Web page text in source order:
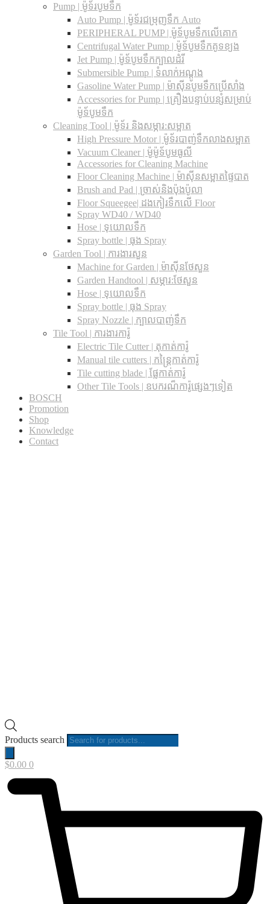
Pump | ម៉ូទ័របូមទឹក
Auto Pump | ម៉ូទ័រជម្រុញទឹក Auto
PERIPHERAL PUMP | ម៉ូទ័បូមទឹកលើគោក
Centrifugal Water Pump | ម៉ូទ័បូមទឹកគូទខ្យង
Jet Pump | ម៉ូទ័បូមទឹកក្បាលដំរី
Submersible Pump | ទំលាក់អណ្តូង
Gasoline Water Pump | ម៉ាស៊ីនបូមទឹកប្រើសាំង
Accessories for Pump | គ្រឿងបន្ទាប់បន្សំសម្រាប់
ម៉ូទ័បូមទឹក
Cleaning Tool | ម៉ូទ័រ និងសម្ភារ:សម្អាត
High Pressure Motor | ម៉ូទ័របាញ់ទឹកលាងសម្អាត
Vacuum Cleaner | ម៉ូម៉ូទ័បូមធូលី
Accessories for Cleaning Machine
Floor Cleaning Machine | ម៉ាស៊ីនសម្អាតផ្ទៃបាត
Brush and Pad | ច្រាស់និងប៉ុងប៉ូលា
Floor Squeegee| ដងកៀរទឺកលើ Floor
Spray WD40 / WD40
Hose | ទុយោលទឹក
Spray bottle | ធុង Spray
Garden Tool | ការងារសួន
Machine for Garden | ម៉ាស៊ីនថែសួន
Garden Handtool | សម្ភារ:ថែសួន
Hose | ទុយោលទឹក
Spray bottle | ធុង Spray
Spray Nozzle | ក្បាលបាញ់ទឹក
Tile Tool | ការងារការ៉ូ
Electric Tile Cutter | តុកាត់ការ៉ូ
Manual tile cutters | កន្ត្រៃកាត់ការ៉ូ
Tile cutting blade | ផ្លែកាត់ការ៉ូ
Other Tile Tools | ឧបករណ៏ការ៉ូផ្សេងៗទៀត
BOSCH
Promotion
Shop
Knowledge
Contact
Products search
$0.00 0